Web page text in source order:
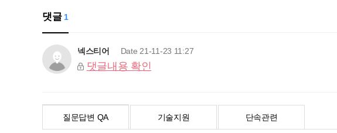
댓글1
넥스티어 Date 21-11-23 11:27
댓글내용 확인
질문답변 QA 기술지원 단속관련